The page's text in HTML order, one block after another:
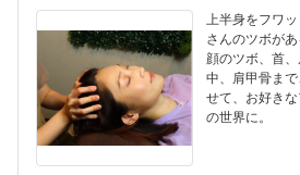
上半身をフワ
さんのツボが
顔のツボ、首
中、肩甲骨ま
せて、お好き
の世界に。